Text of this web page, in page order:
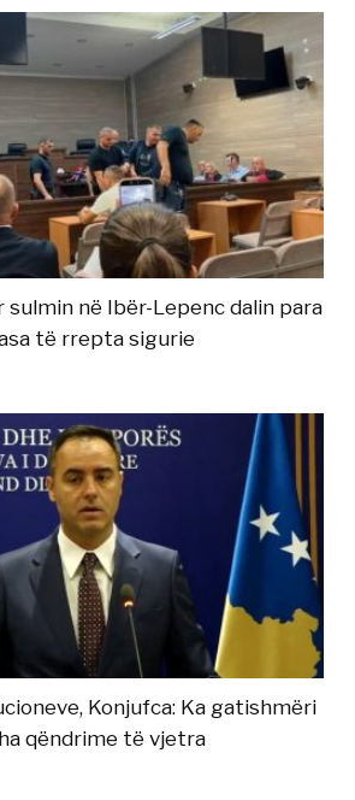
sulmin në Ibër-Lepenc dalin para
të rrepta sigurie
Konjufca: Ka gatishmëri
qëndrime të vjetra